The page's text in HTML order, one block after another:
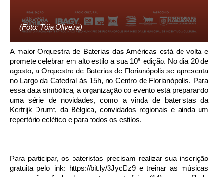
(Foto: Tóia Oliveira)
A maior Orquestra de Baterias das Américas está de volta e
promete celebrar em alto estilo a sua 10ª edição. No dia 20 de
agosto, a Orquestra de Baterias de Florianópolis se apresenta
no Largo da Catedral às 15h, no Centro de Florianópolis. Para
essa data simbólica, a organização do evento está preparando
uma série de novidades, como a vinda de bateristas da
Kortrijk Drumt, da Bélgica, convidados regionais e ainda um
repertório eclético e para todos os estilos.
Para participar, os bateristas precisam realizar sua inscrição
gratuita pelo link:
https://bit.ly/3JycDz9 e treinar as músicas